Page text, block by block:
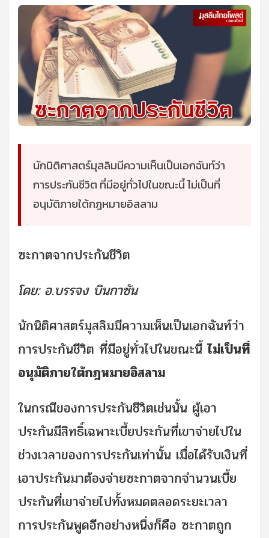
นักนิติศาสตร์มุสลิมมีความเห็นเป็นเอกฉันท์ว่า
การประกันชีวิต ที่มีอยู่ทั่วไปในขณะนี้ ไม่เป็นที่
อนุมัติภายใต้กฎหมายอิสลาม
ซะกาตจากประกันชีวิต
โดย: อ.บรรจง บินกาซัน
นักนิติศาสตร์มุสลิมมีความเห็นเป็นเอกฉันท์ว่า
การประกันชีวิต ที่มีอยู่ทั่วไปในขณะนี้ ไม่เป็นที่
อนุมัติภายใต้กฎหมายอิสลาม
ในกรณีของการประกันชีวิตเช่นนั้น ผู้เอา
ประกันมีสิทธิ์เฉพาะเบี้ยประกันที่เขาจ่ายไปใน
ช่วงเวลาของการประกันเท่านั้น เมื่อได้รับเงินที่
เอาประกันมาต้องจ่ายซะกาตจากจํานวนเบี้ย
ประกันที่เขาจ่ายไปทั้งหมดตลอดระยะเวลา
การประกันพูดอีกอย่างหนึ่งก็คือ ซะกาตถูก